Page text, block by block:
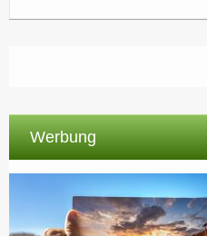
Werbung